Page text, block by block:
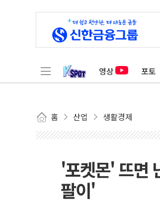
영상 포토
홈 산업 생활경제
'포켓몬' 뜨면
팔이'